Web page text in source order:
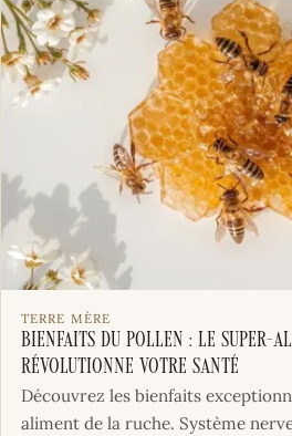
TERRE MÈRE
Bienfaits du pollen : le super-
révolutionne votre santé
Découvrez les bienfaits
aliment de la ruche. Système